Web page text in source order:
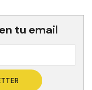
tu email